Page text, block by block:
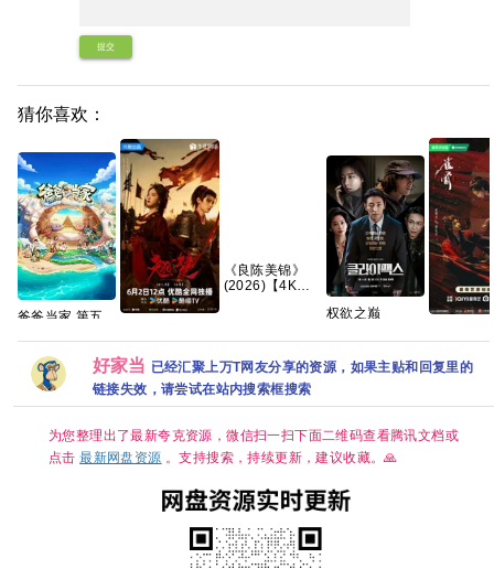
提交
猜你喜欢：
爸爸当家 第五
人秀 亲子]【综
艺】夸克网盘
(2026)】】
【24集持续更
新】【1080P高
码】【国语中
字】【单
陆：剧情 】
【主演: 陈都灵 /
周翊然】
《良陈美锦》
(2026)【4K】
权欲之巅
集】【1080p】
【韩语】【中文
字幕】
悬疑 」
骨(2026)
集国语中
1080P高
好家当 已经汇聚上万T网友分享的资源，如果主贴和回复里的
链接失效，请尝试在站内搜索框搜索
为您整理出了最新夸克资源，微信扫一扫下面二维码查看腾讯文档或
点击最新网盘资源 。支持搜索，持续更新，建议收藏。🙏